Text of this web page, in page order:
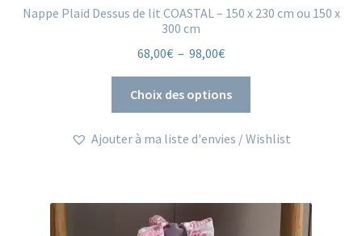
Nappe Plaid Dessus de lit COASTAL – 150 x 230 cm ou 150 x
300 cm
68,00€ – 98,00€Plage
de
prix :
68,00€
à
Choix des options
plusieurs
options
peuvent
Ajouter à ma liste d'envies / Wishlist